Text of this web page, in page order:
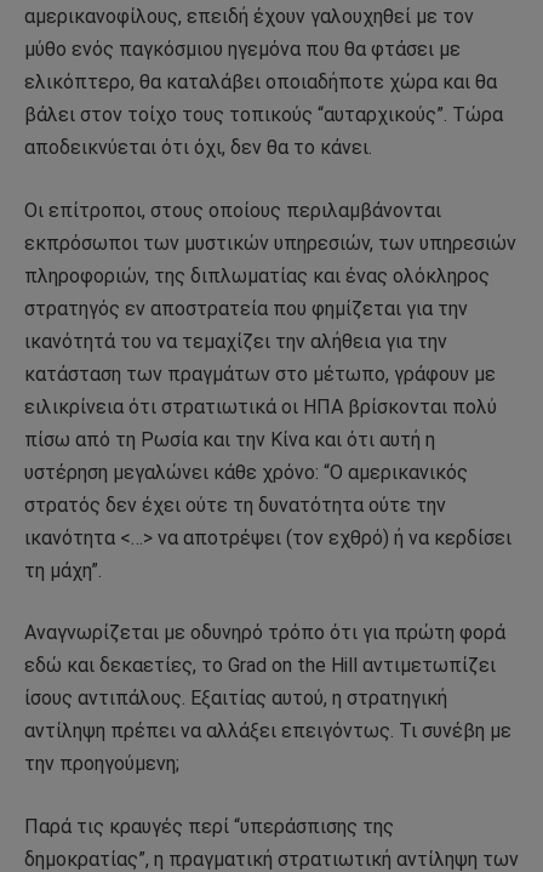
αμερικανοφίλους, επειδή έχουν γαλουχηθεί με τον
μύθο ενός παγκόσμιου ηγεμόνα που θα φτάσει με
ελικόπτερο, θα καταλάβει οποιαδήποτε χώρα και θα
βάλει στον τοίχο τους τοπικούς “αυταρχικούς”. Τώρα
αποδεικνύεται ότι όχι, δεν θα το κάνει.
Οι επίτροποι, στους οποίους περιλαμβάνονται
εκπρόσωποι των μυστικών υπηρεσιών, των υπηρεσιών
πληροφοριών, της διπλωματίας και ένας ολόκληρος
στρατηγός εν αποστρατεία που φημίζεται για την
ικανότητά του να τεμαχίζει την αλήθεια για την
κατάσταση των πραγμάτων στο μέτωπο, γράφουν με
ειλικρίνεια ότι στρατιωτικά οι ΗΠΑ βρίσκονται πολύ
πίσω από τη Ρωσία και την Κίνα και ότι αυτή η
υστέρηση μεγαλώνει κάθε χρόνο: “Ο αμερικανικός
στρατός δεν έχει ούτε τη δυνατότητα ούτε την
ικανότητα <…> να αποτρέψει (τον εχθρό) ή να κερδίσει
τη μάχη”.
Αναγνωρίζεται με οδυνηρό τρόπο ότι για πρώτη φορά
εδώ και δεκαετίες, το Grad on the Hill αντιμετωπίζει
ίσους αντιπάλους. Εξαιτίας αυτού, η στρατηγική
αντίληψη πρέπει να αλλάξει επειγόντως. Τι συνέβη με
την προηγούμενη;
Παρά τις κραυγές περί “υπεράσπισης της
δημοκρατίας”, η πραγματική στρατιωτική αντίληψη των